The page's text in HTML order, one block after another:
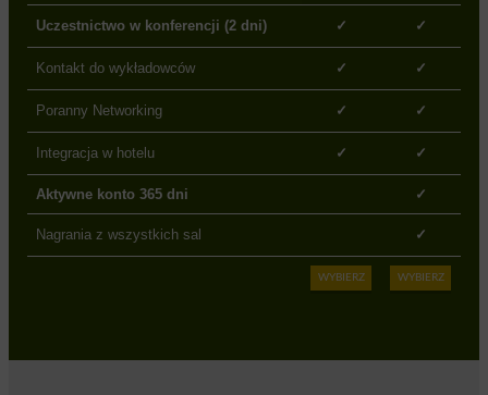
✓ ✓
✓ ✓
✓ ✓
✓ ✓
✓
Nagrania z wszystkich sal ✓
WYBIERZ WYBIERZ